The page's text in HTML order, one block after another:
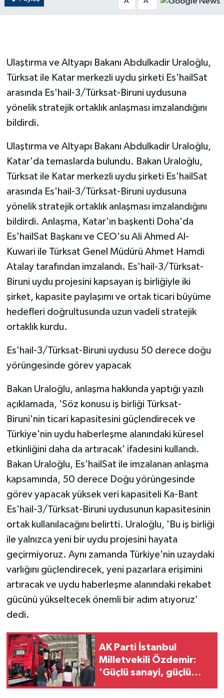
Ulaştırma ve Altyapı Bakanı Abdulkadir Uraloğlu,
Türksat ile Katar merkezli uydu şirketi Es'hailSat
arasında Es'hail-3/Türksat-Biruni uydusuna
yönelik stratejik ortaklık anlaşması imzalandığını
bildirdi.
Ulaştırma ve Altyapı Bakanı Abdulkadir Uraloğlu,
Katar'da temaslarda bulundu. Bakan Uraloğlu,
Türksat ile Katar merkezli uydu şirketi Es'hailSat
arasında Es'hail-3/Türksat-Biruni uydusuna
yönelik stratejik ortaklık anlaşması imzalandığını
bildirdi. Anlaşma, Katar'ın başkenti Doha'da
Es'hailSat Başkanı ve CEO'su Ali Ahmed Al-
Kuwari ile Türksat Genel Müdürü Ahmet Hamdi
Atalay tarafından imzalandı. Es'hail-3/Türksat-
Biruni uydu projesini kapsayan iş birliğiyle iki
şirket, kapasite paylaşımı ve ortak ticari büyüme
hedefleri doğrultusunda uzun vadeli stratejik
ortaklık kurdu.
Es'hail-3/Türksat-Biruni uydusu 50 derece doğu
yörüngesinde görev yapacak
Bakan Uraloğlu, anlaşma hakkında yaptığı yazılı
açıklamada, 'Söz konusu iş birliği Türksat-
Biruni'nin ticari kapasitesini güçlendirecek ve
Türkiye'nin uydu haberleşme alanındaki küresel
etkinliğini daha da artıracak' ifadesini kullandı.
Bakan Uraloğlu, Es'hailSat ile imzalanan anlaşma
kapsamında, 50 derece Doğu yörüngesinde
görev yapacak yüksek veri kapasiteli Ka-Bant
Es'hail-3/Türksat-Biruni uydusunun kapasitesinin
ortak kullanılacağını belirtti. Uraloğlu, 'Bu iş birliği
ile yalnızca yeni bir uydu projesini hayata
geçirmiyoruz. Aynı zamanda Türkiye'nin uzaydaki
varlığını güçlendirecek, yeni pazarlara erişimini
artıracak ve uydu haberleşme alanındaki rekabet
gücünü yükseltecek önemli bir adım atıyoruz'
dedi.
AK Parti İstanbul
Milletvekili Özdemir:
'Güçlü sanayi, güçlü
GÜNDEM
Güvenlik
HABERDE İNSAN
İNSAN
İş Dünyası
Jandarma
Kadın
KÜLTÜR SANAT
MAGAZİN
Otomobil
POLİTİKA
Sağlık
SPOR HABERLERİ
TEKNOLOJİ
Turizm
ÜLKE GÜNDEMİ
YAŞAM
Yerel Haberler